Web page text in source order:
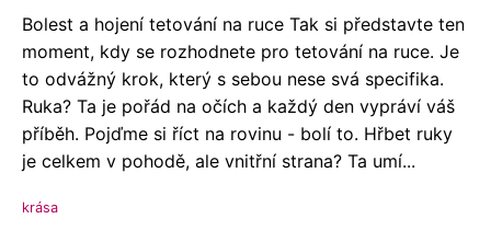
Bolest a hojení tetování na ruce Tak si představte ten
moment, kdy se rozhodnete pro tetování na ruce. Je
to odvážný krok, který s sebou nese svá specifika.
Ruka? Ta je pořád na očích a každý den vypráví váš
příběh. Pojďme si říct na rovinu - bolí to. Hřbet ruky
je celkem v pohodě, ale vnitřní strana? Ta umí...
krása